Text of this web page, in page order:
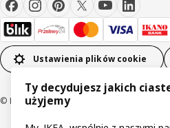
Ustawienia plików cookie
© Inter IKEA Systems B.V 1999-2026
Ty decydujesz jakich
użyjemy